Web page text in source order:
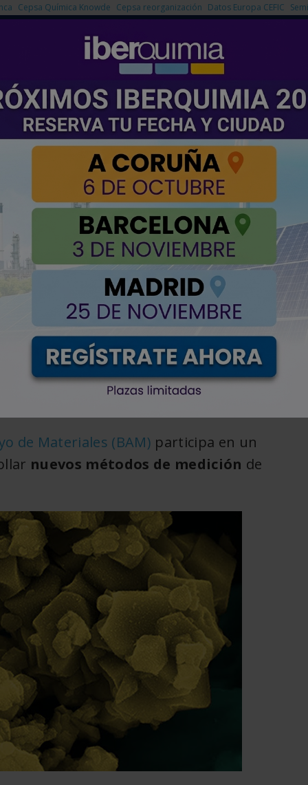
Cepsa Química Knowde Cepsa reorganización Datos Europa CEFIC
NOTICIAS PRODUCTOS
EMPRESAS PREMIUM
de medición para baterías seguras y sostenibles
de medición
de Materiales (BAM) participa en un
nuevos métodos de medición de